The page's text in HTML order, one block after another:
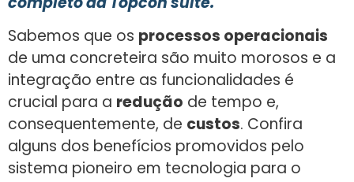
Sabemos que os processos operacionais
de uma concreteira são muito morosos e a
integração entre as funcionalidades é
crucial para a redução de tempo e,
consequentemente, de custos. Confira
alguns dos benefícios promovidos pelo
sistema pioneiro em tecnologia para o